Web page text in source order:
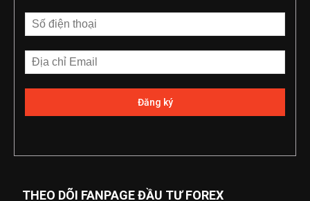
THEO DÕI FANPAGE ĐẦU TƯ FOREX